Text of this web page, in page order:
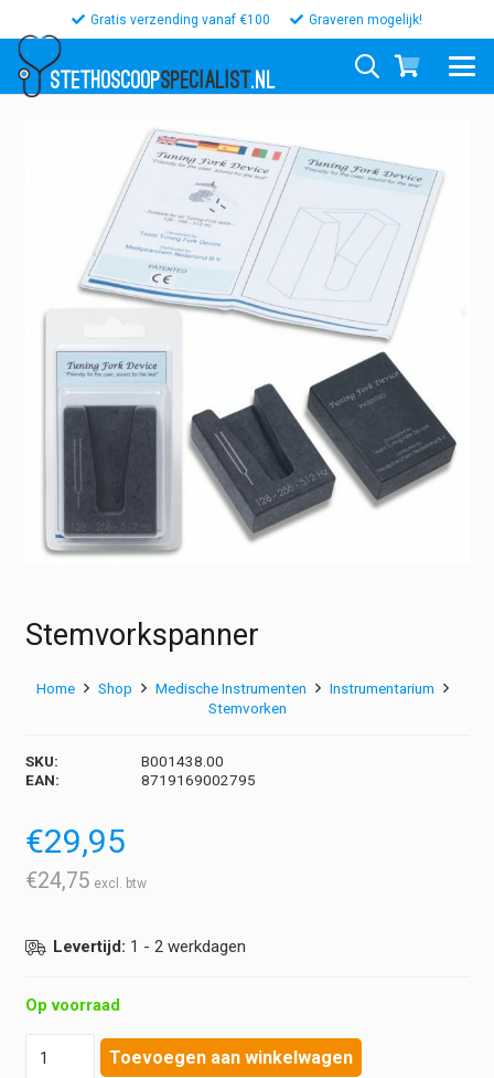
Gratis verzending vanaf €100 Graveren mogelijk!
STETHOSCOOPSPECIALIST.NL
Stemvorkspanner
Home Shop Medische Instrumenten
Instrumentarium
Stemvorken
SKU:
B001438.00
EAN:
8719169002795
€29,95
€24,75
Levertijd: 1 - 2 werkdagen
Op voorraad
Stemvorkspanner
hoeveelheid Toevoegen aan winkelwagen